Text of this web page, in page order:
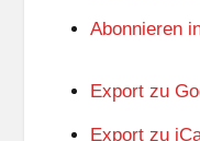
Abonnieren
Export zu
Export zu